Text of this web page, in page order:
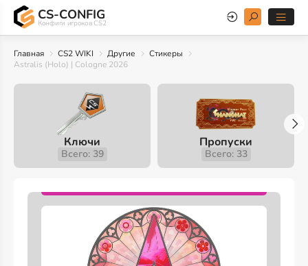
CS-CONFIG
Конфиги игроков CS2
Главная CS2 WIKI Другие
Стикеры
Astralis (Holo) | Cologne 2026
Ключи
Всего: 39
Пропуски
Всего: 33